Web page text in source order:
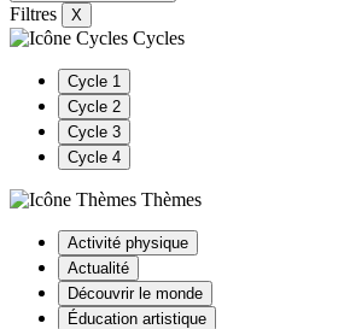
Filtres X
Cycles
Cycle 1
Cycle 2
Cycle 3
Cycle 4
Thèmes
Activité physique
Actualité
Découvrir le monde
Éducation artistique